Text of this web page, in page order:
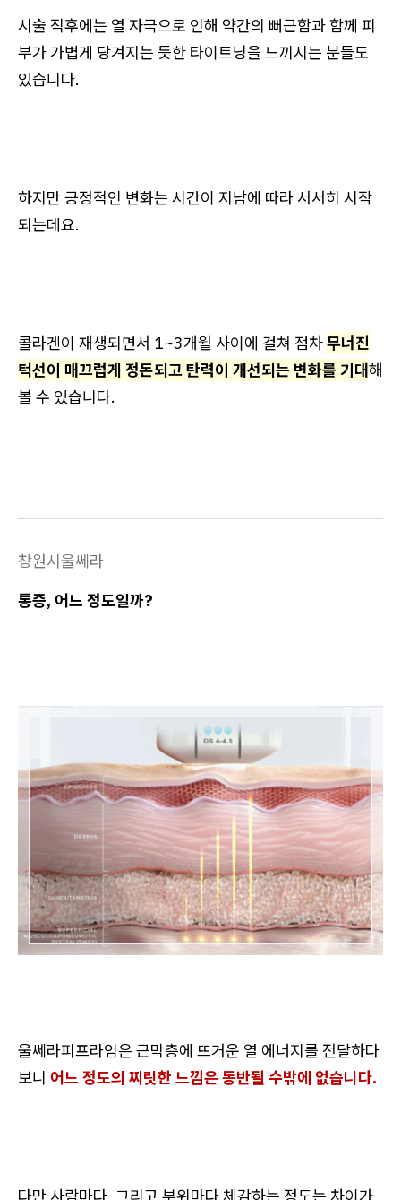
시술 직후에는 열 자극으로 인해 약간의 뻐근함과 함께 피
부가 가볍게 당겨지는 듯한 타이트닝을 느끼시는 분들도
있습니다.
하지만 긍정적인 변화는 시간이 지남에 따라 서서히 시작
되는데요.
콜라겐이 재생되면서 1~3개월 사이에 걸쳐 점차무너진
턱선이 매끄럽게 정돈되고 탄력이 개선되는 변화를 기대해
볼 수 있습니다.
창원시울쎄라
통증, 어느 정도일까?
울쎄라피프라임은 근막층에 뜨거운 열 에너지를 전달하다
보니 어느 정도의 찌릿한 느낌은 동반될 수밖에 없습니다.